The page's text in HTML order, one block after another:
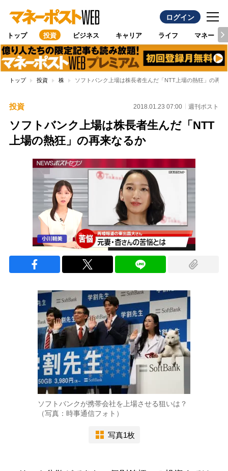
ログイン
トップ 投資 ビジネス キャリア ライフ マネー
トップ 投資 株 ソフトバンク上場は株長者生んだ「NTT上場の熱狂」の再来
投資 2018.01.23 07:00 週刊ポスト
ソフトバンク上場は株長者生んだ「NTT
上場の熱狂」の再来なるか
ソフトバンクが携帯会社を上場させる狙いは？
（写真：時事通信フォト）
写真1枚